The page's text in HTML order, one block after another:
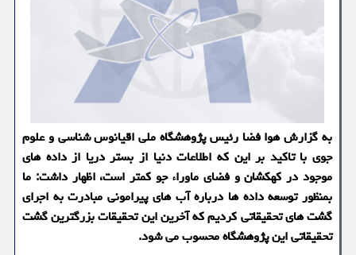
به گزارش هوا فضا رئیس پژوهشگاه ملی اقیانوس شناسی و علوم
جوی با تاکید بر این که اطلاعات دنیا از بستر دریا از داده های
موجود در کهکشان و فضای ماوراء جو کمتر است، اظهار داشت: ما
بمنظور توسعه داده ها درباره آب های پیرامونی مبادرت به اجرای
گشت های تحقیقاتی کردیم که آخرین این تحقیقات بزرگترین گشت
تحقیقاتی این پژوهشگاه محسوب می شود.